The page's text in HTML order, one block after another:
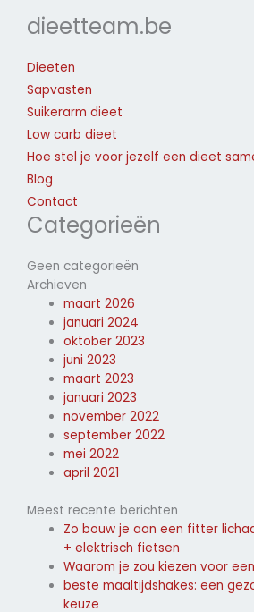
dieetteam.be
Dieeten
Sapvasten
Suikerarm dieet
Low carb dieet
Hoe stel je voor jezelf een dieet
Blog
Contact
Categorieën
Geen categorieën
Archieven
maart 2026
januari 2024
oktober 2023
juni 2023
maart 2023
januari 2023
november 2022
september 2022
mei 2022
april 2021
Meest recente berichten
Zo bouw je aan een fitter
+ elektrisch fietsen
Waarom je zou kiezen voor
beste maaltijdshakes: een
keuze